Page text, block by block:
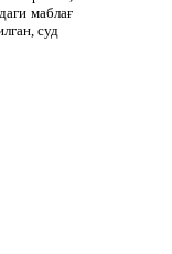
маблағ
суд